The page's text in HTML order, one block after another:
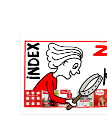
Primaire
Sidebar